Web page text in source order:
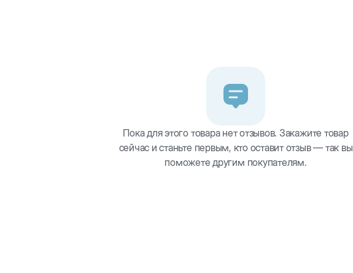
Пока для этого товара нет отзывов. Закажите товар
сейчас и станьте первым, кто оставит отзыв — так вы
поможете другим покупателям.